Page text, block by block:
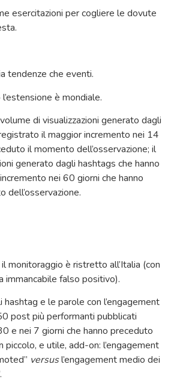
esercitazioni per cogliere le dovute
tendenze che eventi.
è mondiale.
di visualizzazioni generato dagli
il maggior incremento nei 14
il momento dell’osservazione; il
generato dagli hashtags che hanno
nei 60 giorni che hanno
dell’osservazione.
monitoraggio è ristretto all’Italia (con
immancabile falso positivo).
e le parole con l’engagement
post più performanti pubblicati
e nei 7 giorni che hanno preceduto
piccolo, e utile, add-on: l’engagement
versusl’engagement medio dei